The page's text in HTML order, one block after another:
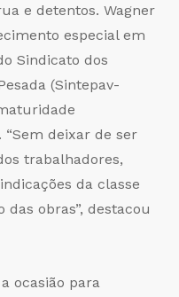
e detentos. Wagner
especial em
Sindicato dos
(Sintepav-
deixar de ser
trabalhadores,
da classe
obras”, destacou
ocasião para